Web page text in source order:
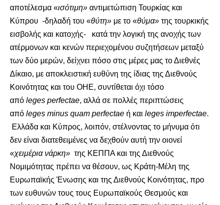
αποτέλεσμα «ισότιμη» αντιμετώπιση Τουρκίας και
Κύπρου -δηλαδή του «θύτη» με το «θύμα» της τουρκικής
εισβολής και κατοχής- κατά την λογική της ανοχής των
ατέρμονων και κενών περιεχομένου συζητήσεων μεταξύ
των δύο μερών, δείχνει πόσο στις μέρες μας το Διεθνές
Δίκαιο, με αποκλειστική ευθύνη της ίδιας της Διεθνούς
Κοινότητας και του ΟΗΕ, συντίθεται όχι τόσο
από leges perfectae, αλλά σε πολλές περιπτώσεις
από leges minus quam perfectae ή και leges imperfectae.
Ελλάδα και Κύπρος, λοιπόν, στέλνοντας το μήνυμα ότι
δεν είναι διατεθειμένες να δεχθούν αυτή την οιονεί
«χειμέρια νάρκη» της ΚΕΠΠΑ και της Διεθνούς
Νομιμότητας πρέπει να θέσουν, ως Κράτη-Μέλη της
Ευρωπαϊκής Ένωσης και της Διεθνούς Κοινότητας, προ
των ευθυνών τους τους Ευρωπαϊκούς Θεσμούς και